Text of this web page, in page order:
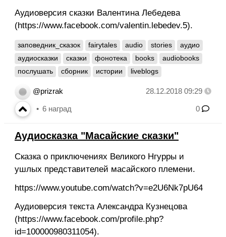
Аудиоверсия сказки Валентина Лебедева
(https://www.facebook.com/valentin.lebedev.5).
заповедник_сказок fairytales audio stories
аудио
аудиосказки
сказки фонотека books
audiobooks
послушать
сборник истории liveblogs
@prizrak 28.12.2018 09:29
6 наград 0
Аудиосказка "Масайские сказки"
Сказка о приключениях Великого Нгурры и
ушлых представителей масайского племени.
https://www.youtube.com/watch?v=e2U6Nk7pU64
Аудиоверсия текста Александра Кузнецова
(https://www.facebook.com/profile.php?
id=100000980311054).